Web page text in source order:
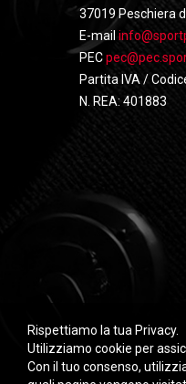
37019 Peschiera
E-mail
PEC
Partita IVA /
N. REA: 401883
Rispettiamo la tua Privacy.
Utilizziamo cookie per
Con il tuo consenso,